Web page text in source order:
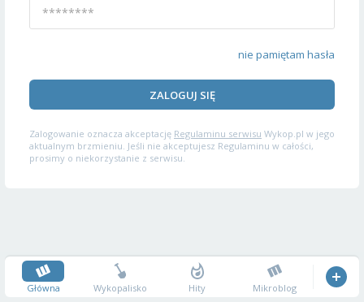
nie pamiętam hasła
ZALOGUJ SIĘ
Zalogowanie oznacza akceptację Regulaminu serwisu Wykop.pl w jego
aktualnym brzmieniu. Jeśli nie akceptujesz Regulaminu w całości,
prosimy o niekorzystanie z serwisu.
Główna Wykopalisko Hity Mikroblog